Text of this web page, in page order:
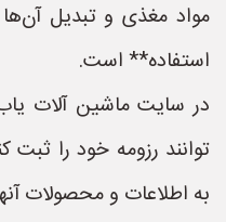
مواد مغذی و تبدیل
استفاده** است.
در سایت ماشین آلات
توانند رزومه خود را ثبت
به اطلاعات و محصولات